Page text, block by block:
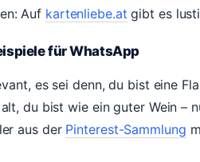
Auf kartenliebe.at gibt es
für WhatsApp
es sei denn, du bist eine
du bist wie ein guter Wein –
aus der Pinterest-Sammlung